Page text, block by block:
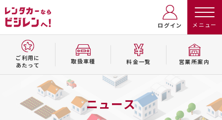
ログイン
ご利用に
あたって
取扱⾞種 料⾦⼀覧 営業所案内
ニュース